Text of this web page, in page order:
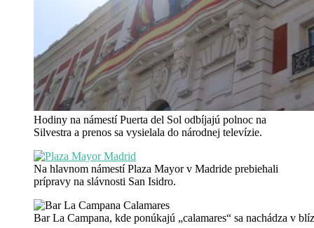
Hodiny na námestí Puerta del Sol odbíjajú polnoc na
Silvestra a prenos sa vysielala do národnej televízie.
Na hlavnom námestí Plaza Mayor v Madride prebiehali
prípravy na slávnosti San Isidro.
Bar La Campana, kde ponúkajú „calamares“ sa nachádza v